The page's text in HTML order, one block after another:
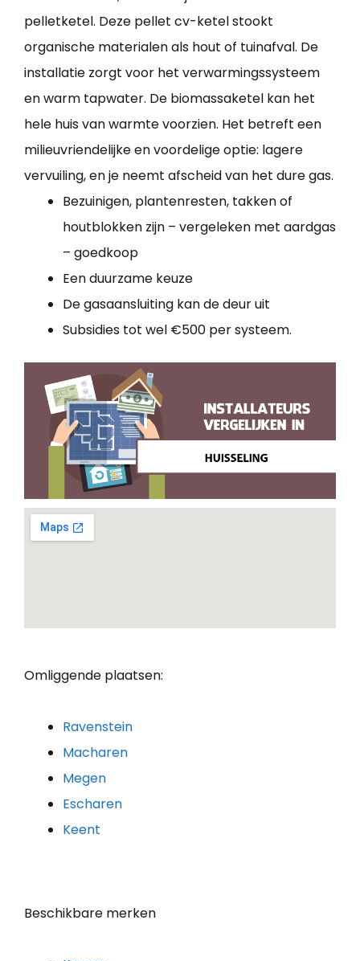
pelletketel. Deze pellet cv-ketel stookt
organische materialen als hout of tuinafval. De
installatie zorgt voor het verwarmingssysteem
en warm tapwater. De biomassaketel kan het
hele huis van warmte voorzien. Het betreft een
milieuvriendelijke en voordelige optie: lagere
vervuiling, en je neemt afscheid van het dure gas.
Bezuinigen, plantenresten, takken of
houtblokken zijn – vergeleken met aardgas
– goedkoop
Een duurzame keuze
De gasaansluiting kan de deur uit
Subsidies tot wel €500 per systeem.
Omliggende plaatsen:
Ravenstein
Macharen
Megen
Escharen
Keent
Beschikbare merken